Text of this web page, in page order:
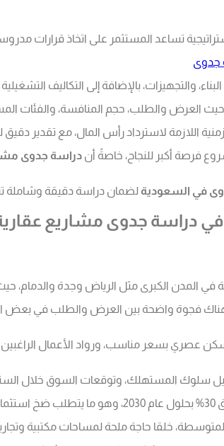
تساعد المستثمر على اتخاذ قرارات
جدوى
والتجهيزات، بالإضافة إلى التكاليف
العرض والطلب، حجم المنافسة، والفئات
اللازمة لاسترداد رأس المال، مع تقدير
فرصة أكبر للنجاح، خاصةً أن دراسة جدوى
في السعودية لضمان دراسة دقيقة وشاملة
جدوى مشاريع عقارية
الكبرى مثل الرياض وجدة والدمام، حيث
فجوة واضحة بين العرض والطلب في بعض
عصري بسعر مناسب، ورواد الأعمال
سلوك المستهلك، وتوقعات السوق خلال
خلقا حاجة ملحة لمساحات مكتبية